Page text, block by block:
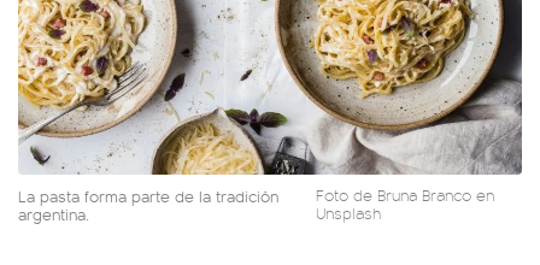
La pasta forma parte de la tradición
argentina.
Foto de Bruna Branco en
Unsplash